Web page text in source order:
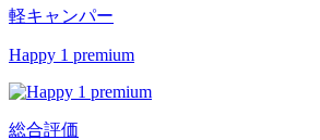
軽キャンパー
Happy 1 premium
総合評価